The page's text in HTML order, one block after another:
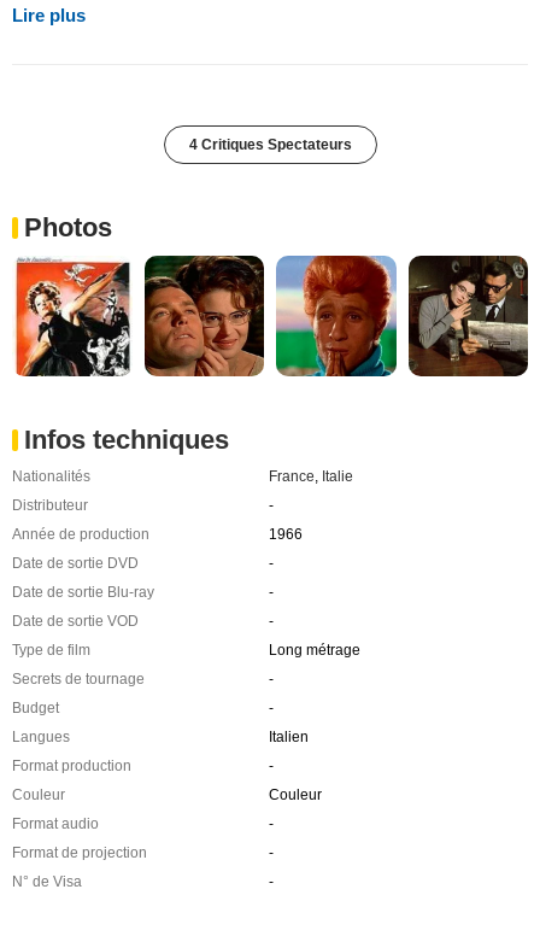
Lire plus
4 Critiques Spectateurs
Photos
Infos techniques
Nationalités France Italie
Distributeur
-
Année de production
1966
Date de sortie DVD
-
Date de sortie Blu-ray
-
Date de sortie VOD
-
Type de film
Long métrage
Secrets de tournage
-
Budget
-
Langues
Italien
Format production
-
Couleur
Couleur
Format audio
-
Format de projection
-
N° de Visa
-